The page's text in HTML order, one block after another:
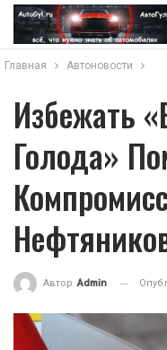
Главная Автоновости
Избежать
Голода»
Автор Admin